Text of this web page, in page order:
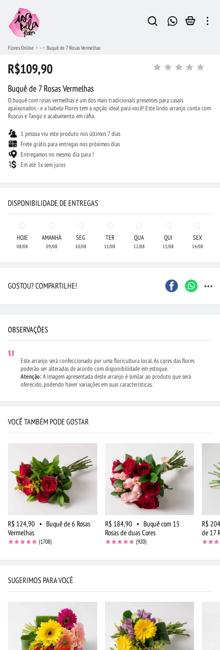
Flores Online - Buquê de 7 Rosas Vermelhas
R$109,90
Buquê de 7 Rosas Vermelhas
O buquê com rosas vermelhas é um dos mais tradicionais presentes para casais
apaixonados - e a Isabela Flores tem a opção ideal para você! Este lindo arranjo conta com
Ruscus e Tango e acabamento em ráfia.
1 pessoa viu este produto nos últimos 7 dias
Frete grátis para entregas nos próximos dias
Entregamos no mesmo dia para !
Em até 3x sem juros
DISPONIBILIDADE DE ENTREGAS
HOJE
08/08
AMANHÃ
09/08
SEG
10/08
TER
11/08
QUA
12/08
QUI
13/08
SEX
14/08
GOSTOU? COMPARTILHE! ...
OBSERVAÇÕES
Este arranjo será confeccionado por uma floricultura local. As cores das flores
poderão ser alteradas de acordo com disponibilidade em estoque.
Atenção:A imagem apresentada deste arranjo é similar ao produto que será
oferecido, podendo haver variações em suas características.
VOCÊ TAMBÉM PODE GOSTAR
R$ 124,90 • Buquê de 6 Rosas
Vermelhas
(1708)
R$ 184,90 • Buquê com 15
Rosas de duas Cores
(920)
R$
de 17
SUGERIMOS PARA VOCÊ